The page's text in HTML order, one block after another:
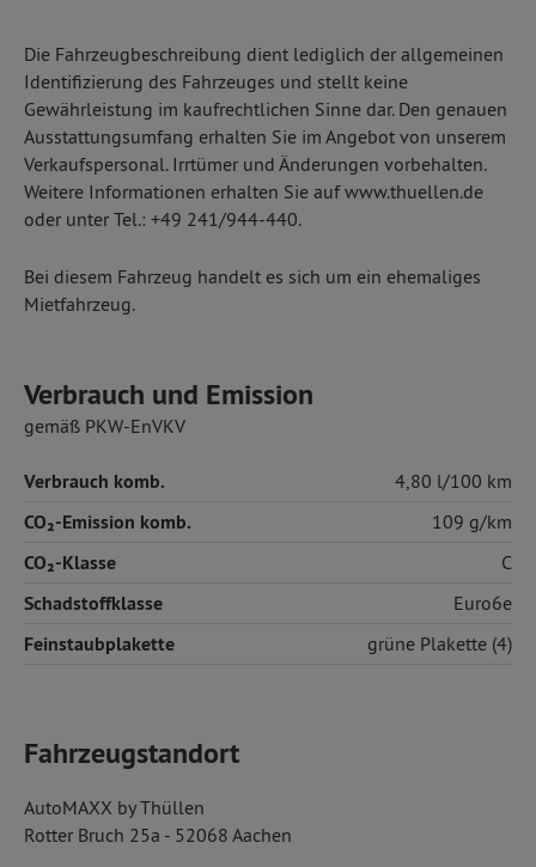
Die Fahrzeugbeschreibung dient lediglich der allgemeinen
Identifizierung des Fahrzeuges und stellt keine
Gewährleistung im kaufrechtlichen Sinne dar. Den genauen
Ausstattungsumfang erhalten Sie im Angebot von unserem
Verkaufspersonal. Irrtümer und Änderungen vorbehalten.
Weitere Informationen erhalten Sie auf www.thuellen.de
oder unter Tel.: +49 241/944-440.
Bei diesem Fahrzeug handelt es sich um ein ehemaliges
Mietfahrzeug.
Verbrauch und Emission
gemäß PKW-EnVKV
Verbrauch komb. 4,80 l/100 km
CO₂-Emission komb. 109 g/km
CO₂-Klasse C
Schadstoffklasse Euro6e
Feinstaubplakette grüne Plakette (4)
Fahrzeugstandort
AutoMAXX by Thüllen
Rotter Bruch 25a - 52068 Aachen